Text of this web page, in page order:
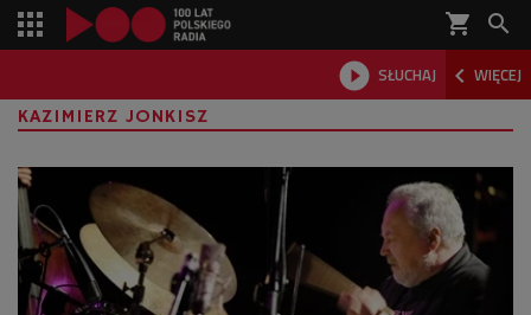
shopping_cart 
 SŁUCHAJ  WIĘCEJ

KAZIMIERZ JONKISZ